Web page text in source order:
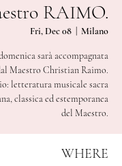
RAIMO.
Fri, Dec 08 Milano
sarà accompagnata
Maestro Christian Raimo.
letteratura musicale sacra
classica ed estemporanea
del Maestro.
WHERE